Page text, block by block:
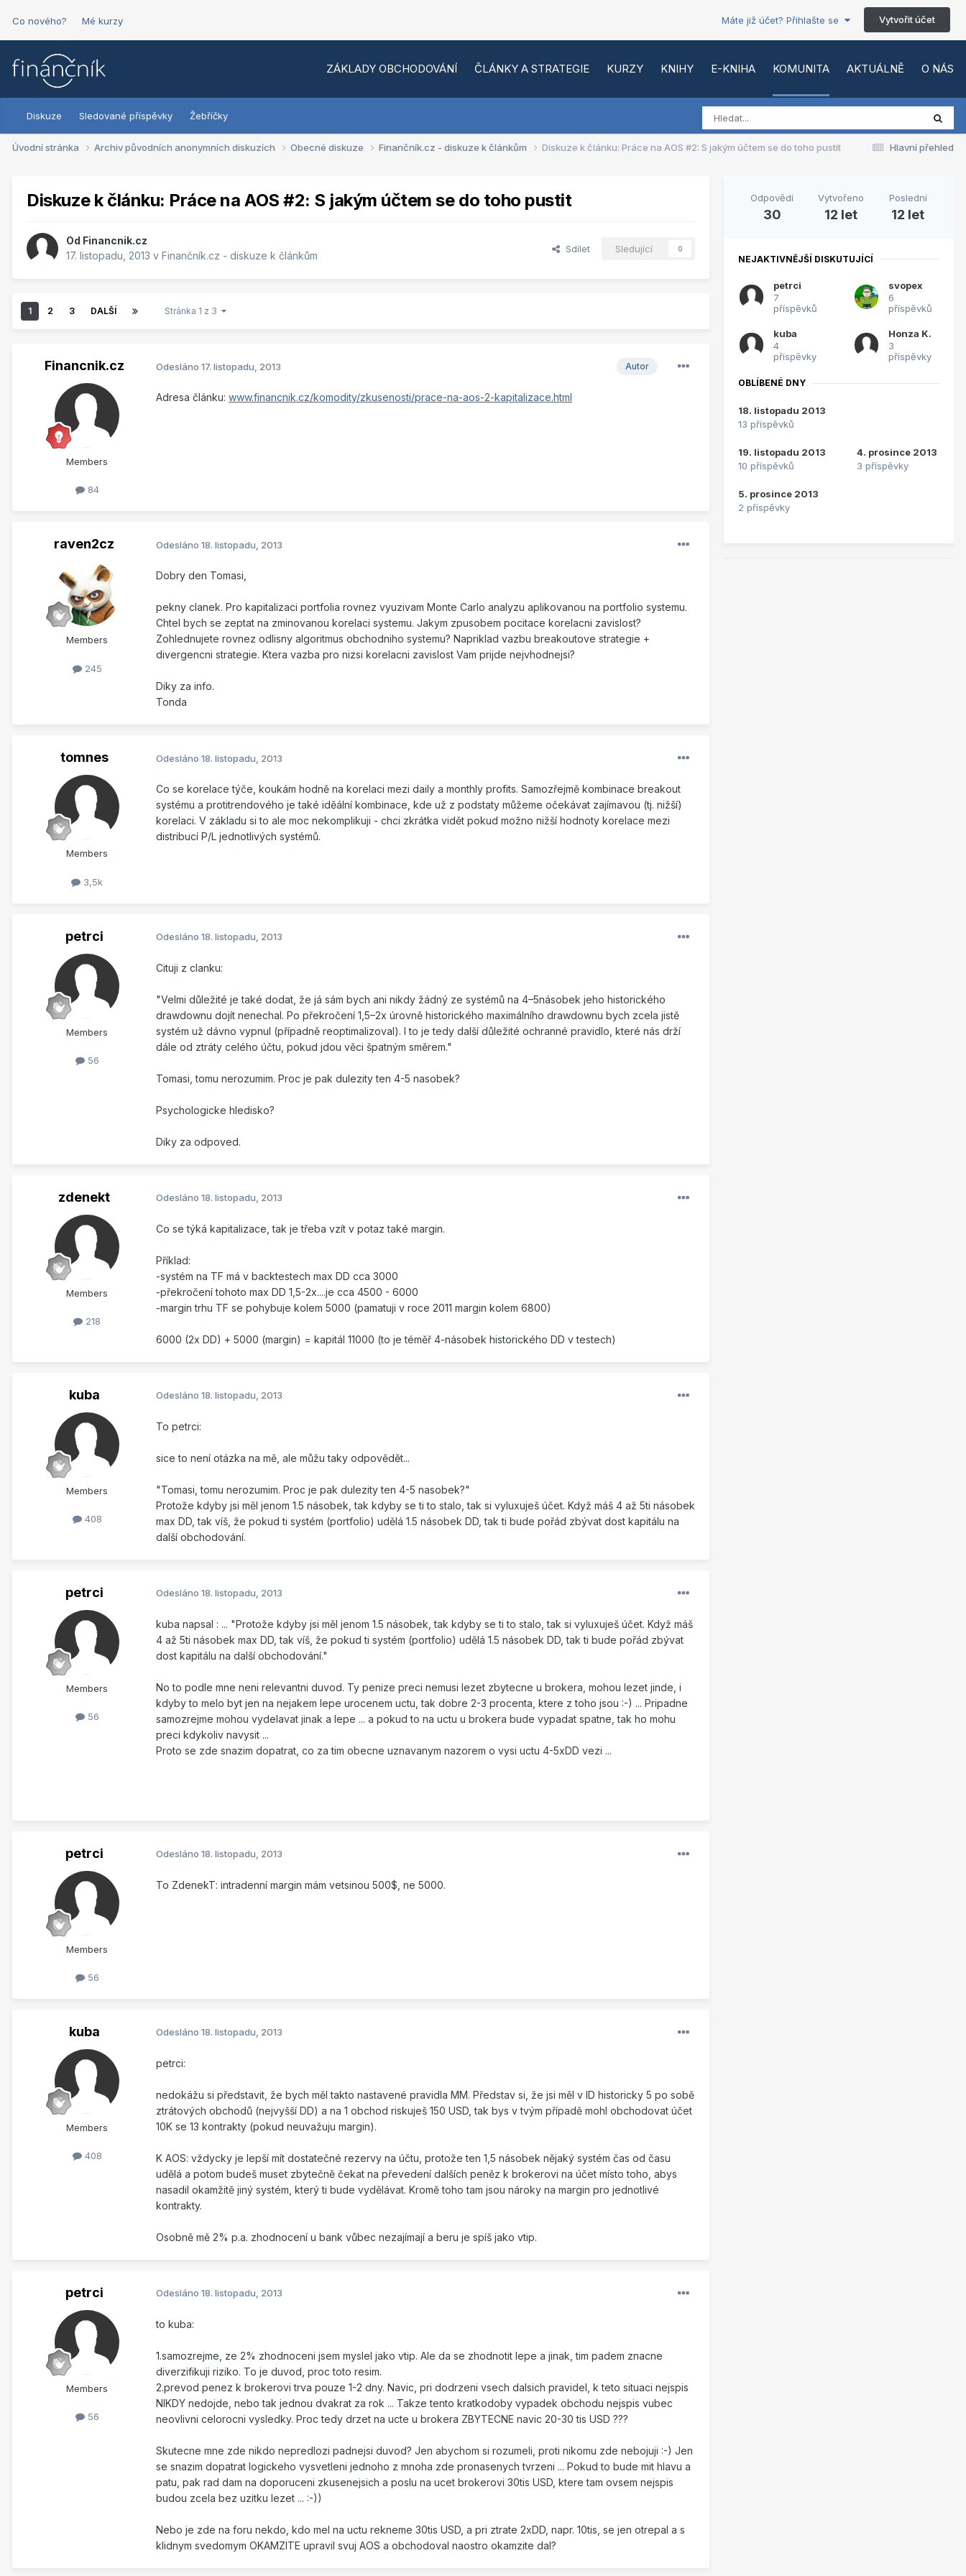
Co nového? Mé kurzy Máte již účet? Přihlašte se Vytvořit účet
ZÁKLADY OBCHODOVÁNÍ ČLÁNKY A STRATEGIE KURZY KNIHY E-KNIHA KOMUNITA AKTUÁLNĚ O NÁS
Diskuze Sledované příspěvky Žebříčky
Hlavní přehled
Úvodní stránka Archiv původních anonymních diskuzích Obecné diskuze Finančník.cz - diskuze k článkům Diskuze k článku: Práce na AOS #2: S jakým účtem se do toho pustit
Diskuze k článku: Práce na AOS #2: S jakým účtem se do toho pustit
Od Financnik.cz
17. listopadu, 2013 v Finančník.cz - diskuze k článkům
Sdílet Sledující 0
1 2 3 DALŠÍ Stránka 1 z 3
Financnik.cz
Members
84
Autor
Odesláno 17. listopadu, 2013
Adresa článku: www.financnik.cz/komodity/zkusenosti/prace-na-aos-2-kapitalizace.html
raven2cz
Members
245
Odesláno 18. listopadu, 2013
Dobry den Tomasi,
pekny clanek. Pro kapitalizaci portfolia rovnez vyuzivam Monte Carlo analyzu aplikovanou na portfolio systemu.
Chtel bych se zeptat na zminovanou korelaci systemu. Jakym zpusobem pocitace korelacni zavislost?
Zohlednujete rovnez odlisny algoritmus obchodniho systemu? Napriklad vazbu breakoutove strategie +
divergencni strategie. Ktera vazba pro nizsi korelacni zavislost Vam prijde nejvhodnejsi?
Diky za info.
Tonda
tomnes
Members
3,5k
Odesláno 18. listopadu, 2013
Co se korelace týče, koukám hodně na korelaci mezi daily a monthly profits. Samozřejmě kombinace breakout
systému a protitrendového je také iděální kombinace, kde už z podstaty můžeme očekávat zajímavou (tj. nižší)
korelaci. V základu si to ale moc nekomplikuji - chci zkrátka vidět pokud možno nižší hodnoty korelace mezi
distribucí P/L jednotlivých systémů.
petrci
Members
56
Odesláno 18. listopadu, 2013
Cituji z clanku:
"Velmi důležité je také dodat, že já sám bych ani nikdy žádný ze systémů na 4–5násobek jeho historického
drawdownu dojít nenechal. Po překročení 1,5–2x úrovně historického maximálního drawdownu bych zcela jistě
systém už dávno vypnul (případně reoptimalizoval). I to je tedy další důležité ochranné pravidlo, které nás drží
dále od ztráty celého účtu, pokud jdou věci špatným směrem."
Tomasi, tomu nerozumim. Proc je pak dulezity ten 4-5 nasobek?
Psychologicke hledisko?
Diky za odpoved.
zdenekt
Members
218
Odesláno 18. listopadu, 2013
Co se týká kapitalizace, tak je třeba vzít v potaz také margin.
Příklad:
-systém na TF má v backtestech max DD cca 3000
-překročení tohoto max DD 1,5-2x....je cca 4500 - 6000
-margin trhu TF se pohybuje kolem 5000 (pamatuji v roce 2011 margin kolem 6800)
6000 (2x DD) + 5000 (margin) = kapitál 11000 (to je téměř 4-násobek historického DD v testech)
kuba
Members
408
Odesláno 18. listopadu, 2013
To petrci:
sice to není otázka na mě, ale můžu taky odpovědět...
"Tomasi, tomu nerozumim. Proc je pak dulezity ten 4-5 nasobek?"
Protože kdyby jsi měl jenom 1.5 násobek, tak kdyby se ti to stalo, tak si vyluxuješ účet. Když máš 4 až 5ti násobek
max DD, tak víš, že pokud ti systém (portfolio) udělá 1.5 násobek DD, tak ti bude pořád zbývat dost kapitálu na
další obchodování.
petrci
Members
56
Odesláno 18. listopadu, 2013
kuba napsal : ... "Protože kdyby jsi měl jenom 1.5 násobek, tak kdyby se ti to stalo, tak si vyluxuješ účet. Když máš
4 až 5ti násobek max DD, tak víš, že pokud ti systém (portfolio) udělá 1.5 násobek DD, tak ti bude pořád zbývat
dost kapitálu na další obchodování."
No to podle mne neni relevantni duvod. Ty penize preci nemusi lezet zbytecne u brokera, mohou lezet jinde, i
kdyby to melo byt jen na nejakem lepe urocenem uctu, tak dobre 2-3 procenta, ktere z toho jsou :-) ... Pripadne
samozrejme mohou vydelavat jinak a lepe ... a pokud to na uctu u brokera bude vypadat spatne, tak ho mohu
preci kdykoliv navysit ...
Proto se zde snazim dopatrat, co za tim obecne uznavanym nazorem o vysi uctu 4-5xDD vezi ...
petrci
Members
56
Odesláno 18. listopadu, 2013
To ZdenekT: intradenní margin mám vetsinou 500$, ne 5000.
kuba
Members
408
Odesláno 18. listopadu, 2013
petrci:
nedokážu si představit, že bych měl takto nastavené pravidla MM. Představ si, že jsi měl v ID historicky 5 po sobě
ztrátových obchodů (nejvyšší DD) a na 1 obchod riskuješ 150 USD, tak bys v tvým případě mohl obchodovat účet
10K se 13 kontrakty (pokud neuvažuju margin).
K AOS: vždycky je lepší mít dostatečné rezervy na účtu, protože ten 1,5 násobek nějaký systém čas od času
udělá a potom budeš muset zbytečně čekat na převedení dalších peněz k brokerovi na účet místo toho, abys
nasadil okamžitě jiný systém, který ti bude vydělávat. Kromě toho tam jsou nároky na margin pro jednotlivé
kontrakty.
Osobně mě 2% p.a. zhodnocení u bank vůbec nezajímají a beru je spíš jako vtip.
petrci
Members
56
Odesláno 18. listopadu, 2013
to kuba:
1.samozrejme, ze 2% zhodnoceni jsem myslel jako vtip. Ale da se zhodnotit lepe a jinak, tim padem znacne
diverzifikuji riziko. To je duvod, proc toto resim.
2.prevod penez k brokerovi trva pouze 1-2 dny. Navic, pri dodrzeni vsech dalsich pravidel, k teto situaci nejspis
NIKDY nedojde, nebo tak jednou dvakrat za rok ... Takze tento kratkodoby vypadek obchodu nejspis vubec
neovlivni celorocni vysledky. Proc tedy drzet na ucte u brokera ZBYTECNE navic 20-30 tis USD ???
Skutecne mne zde nikdo nepredlozi padnejsi duvod? Jen abychom si rozumeli, proti nikomu zde nebojuji :-) Jen
se snazim dopatrat logickeho vysvetleni jednoho z mnoha zde pronasenych tvrzeni ... Pokud to bude mit hlavu a
patu, pak rad dam na doporuceni zkusenejsich a poslu na ucet brokerovi 30tis USD, ktere tam ovsem nejspis
budou zcela bez uzitku lezet ... :-))
Nebo je zde na foru nekdo, kdo mel na uctu rekneme 30tis USD, a pri ztrate 2xDD, napr. 10tis, se jen otrepal a s
klidnym svedomym OKAMZITE upravil svuj AOS a obchodoval naostro okamzite dal?
Odpovědí
30
Vytvořeno
12 let
Poslední
12 let
NEJAKTIVNĚJŠÍ DISKUTUJÍCÍ
petrci
7
příspěvků
svopex
6
příspěvků
kuba
4
příspěvky
Honza K.
3
příspěvky
OBLÍBENÉ DNY
18. listopadu 2013
13 příspěvků
19. listopadu 2013
10 příspěvků
4. prosince 2013
3 příspěvky
5. prosince 2013
2 příspěvky